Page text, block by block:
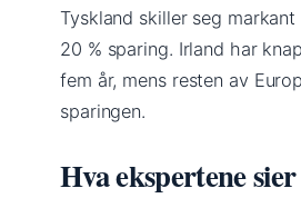
Tyskland skiller seg
20 % sparing. Irland har
fem år, mens resten av
sparingen.
Hva ekspertene sier